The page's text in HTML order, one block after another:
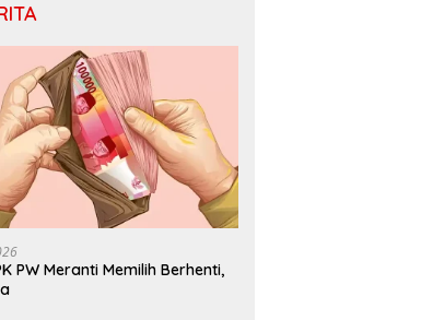
PW Meranti Memilih Berhenti,